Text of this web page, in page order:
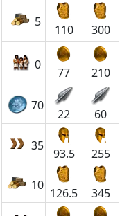
5
110 300
0
77 210
70
22 60
35
93.5 255
10
126.5 345